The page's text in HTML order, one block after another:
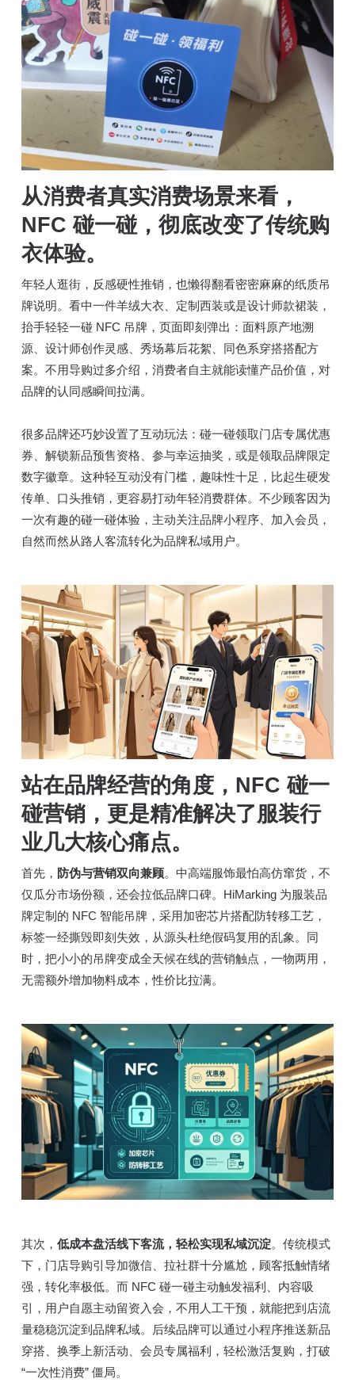
从消费者真实消费场景来看，
NFC 碰一碰，彻底改变了传统购
衣体验。
年轻人逛街，反感硬性推销，也懒得翻看密密麻麻的纸质吊
牌说明。看中一件羊绒大衣、定制西装或是设计师款裙装，
抬手轻轻一碰 NFC 吊牌，页面即刻弹出：面料原产地溯
源、设计师创作灵感、秀场幕后花絮、同色系穿搭搭配方
案。不用导购过多介绍，消费者自主就能读懂产品价值，对
品牌的认同感瞬间拉满。
很多品牌还巧妙设置了互动玩法：碰一碰领取门店专属优惠
券、解锁新品预售资格、参与幸运抽奖，或是领取品牌限定
数字徽章。这种轻互动没有门槛，趣味性十足，比起生硬发
传单、口头推销，更容易打动年轻消费群体。不少顾客因为
一次有趣的碰一碰体验，主动关注品牌小程序、加入会员，
自然而然从路人客流转化为品牌私域用户。
站在品牌经营的角度，NFC 碰一
碰营销，更是精准解决了服装行
业几大核心痛点。
首先， 防伪与营销双向兼顾。中高端服饰最怕高仿窜货，不
仅瓜分市场份额，还会拉低品牌口碑。HiMarking 为服装品
牌定制的 NFC 智能吊牌，采用加密芯片搭配防转移工艺，
标签一经撕毁即刻失效，从源头杜绝假码复用的乱象。同
时，把小小的吊牌变成全天候在线的营销触点，一物两用，
无需额外增加物料成本，性价比拉满。
其次， 低成本盘活线下客流，轻松实现私域沉淀。传统模式
下，门店导购引导加微信、拉社群十分尴尬，顾客抵触情绪
强，转化率极低。而 NFC 碰一碰主动触发福利、内容吸
引，用户自愿主动留资入会，不用人工干预，就能把到店流
量稳稳沉淀到品牌私域。后续品牌可以通过小程序推送新品
穿搭、换季上新活动、会员专属福利，轻松激活复购，打破
“一次性消费” 僵局。